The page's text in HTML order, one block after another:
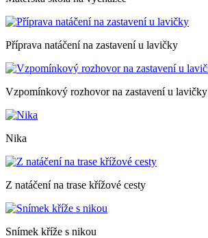
Příprava natáčení na zastavení u lavičky
Vzpomínkový rozhovor na zastavení u lavičky
Nika
Z natáčení na trase křížové cesty
Snímek kříže s nikou